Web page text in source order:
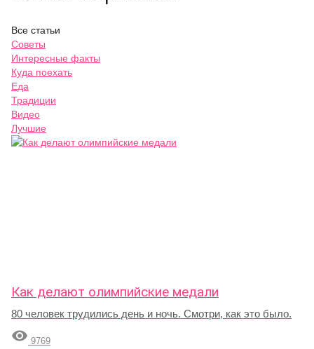
Все статьи
Советы
Интересные факты
Куда поехать
Еда
Традиции
Видео
Лучшие
Как делают олимпийские медали
80 человек трудились день и ночь. Смотри, как это было.
 9769